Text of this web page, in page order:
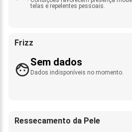
telas e repelentes pessoais.
Frizz
Sem dados
Dados indisponíveis no momento.
Ressecamento da Pele